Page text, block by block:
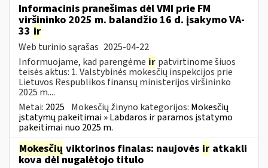
Informacinis pranešimas dėl VMI prie FM
viršininko 2025 m. balandžio 16 d. įsakymo VA-
33 ir
Web turinio sąrašas 2025-04-22
Informuojame, kad parengėme ir patvirtinome šiuos
teisės aktus: 1. Valstybinės mokesčių inspekcijos prie
Lietuvos Respublikos finansų ministerijos viršininko
2025 m....
Metai: 2025 Mokesčių žinyno kategorijos: Mokesčių
įstatymų pakeitimai » Labdaros ir paramos įstatymo
pakeitimai nuo 2025 m.
Mokesčių viktorinos finalas: naujovės ir atkakli
kova dėl nugalėtojo titulo